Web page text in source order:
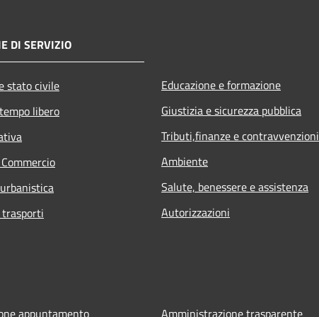
DI SERVIZIO
stato civile
libero
Educazione e formazione
Giustizia e sicurezza pubblica
Tributi,finanze e contravvenzioni
Ambiente
Salute, benessere e assistenza
Autorizzazioni
appuntamento Amministrazione trasparente